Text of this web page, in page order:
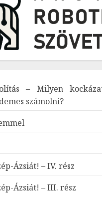
– Milyen
számolni?
Ázsiát! – IV. rész
Ázsiát! – III. rész